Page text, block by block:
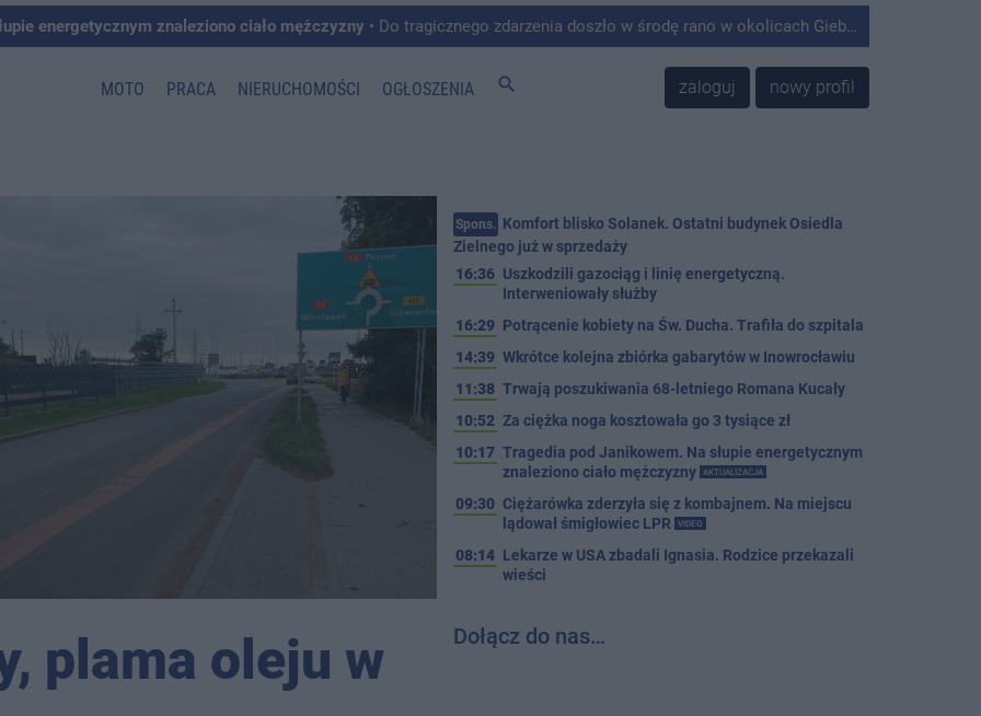
energetycznym znaleziono ciało mężczyzny • Do tragicznego zdarzenia doszło w środę rano w okolicach Giebni koło Janikowa. Wówczas na słupie energetycznym odnaleziono ciało mężczyzny.
MOTO PRACA NIERUCHOMOŚCI OGŁOSZENIA search zaloguj nowy profil
plama oleju w
Spons. Komfort blisko Solanek. Ostatni budynek Osiedla
Zielnego już w sprzedaży
16:36 Uszkodzili gazociąg i linię energetyczną.
Interweniowały służby
16:29 Potrącenie kobiety na Św. Ducha. Trafiła do szpitala
14:39 Wkrótce kolejna zbiórka gabarytów w Inowrocławiu
11:38 Trwają poszukiwania 68-letniego Romana Kucały
10:52 Za ciężka noga kosztowała go 3 tysiące zł
10:17 Tragedia pod Janikowem. Na słupie energetycznym
znaleziono ciało mężczyzny
AKTUALIZACJA
09:30 Ciężarówka zderzyła się z kombajnem. Na miejscu
lądował śmigłowiec LPR
VIDEO
08:14 Lekarze w USA zbadali Ignasia. Rodzice przekazali
wieści
Dołącz do nas…